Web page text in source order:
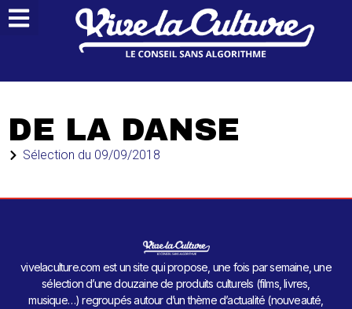
DE LA DANSE
Sélection du 09/09/2018
vivelaculture.com est un site qui propose, une fois par semaine, une
sélection d’une douzaine de produits culturels (films, livres,
musique…) regroupés autour d’un thème d’actualité (nouveauté,